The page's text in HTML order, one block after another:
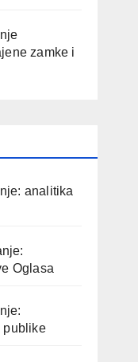
zamke i
analitika
Oglasa
publike